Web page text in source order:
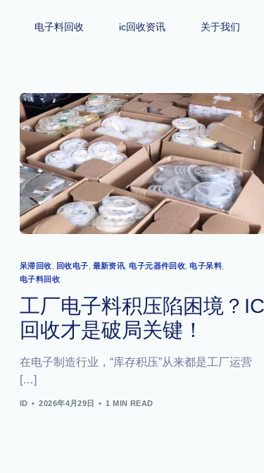
电子料回收 ic回收资讯 关于我们
呆滞回收 回收电子 最新资讯 ,电子元器件回收 ,电子呆料
电子料回收
工厂电子料积压陷困境？IC
回收才是破局关键！
在电子制造行业，“库存积压”从来都是工厂运营
[…]
ID 2026年4月29日 1 MIN READ